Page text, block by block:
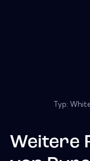
Typ:
Weitere